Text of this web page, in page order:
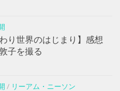
り世界のはじまり】感想
子を撮る
/ リーアム・ニーソン